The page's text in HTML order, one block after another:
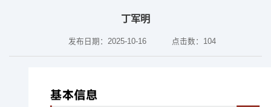
丁军明
发布日期：2025-10-16 点击数： 104